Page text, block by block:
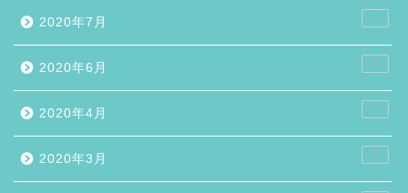
2020年7月 1
2020年6月 9
2020年4月 1
2020年3月 1